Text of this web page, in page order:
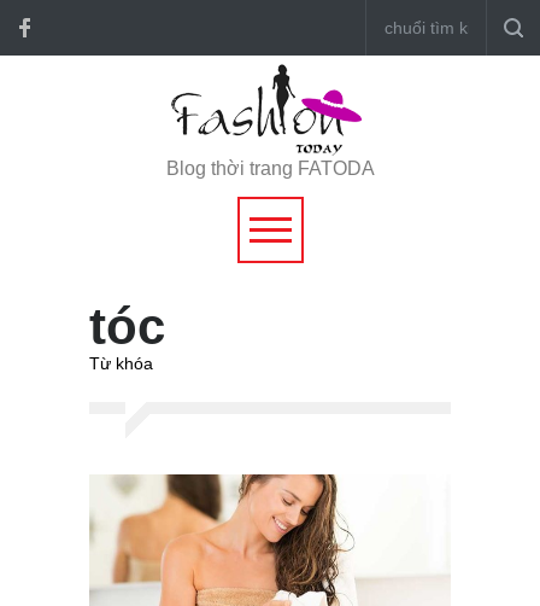
Blog thời trang FATODA
tóc
Từ khóa